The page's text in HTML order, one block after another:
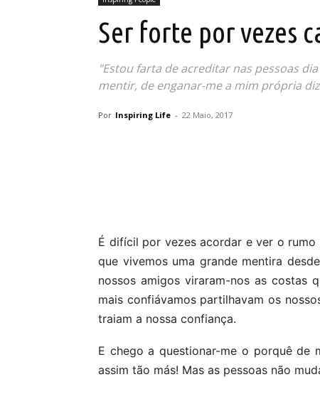
Ser forte por vezes
"Estou farta de acreditar nas pessoas
mentir, de enganar-me a mim própria
Por Inspiring Life - 22 Maio, 2017
É difícil por vezes acordar e ver o
que vivemos uma grande mentira
nossos amigos viraram-nos as costas
mais confiávamos partilhavam os
traiam a nossa confiança.
E chego a questionar-me o porquê de
assim tão más! Mas as pessoas não